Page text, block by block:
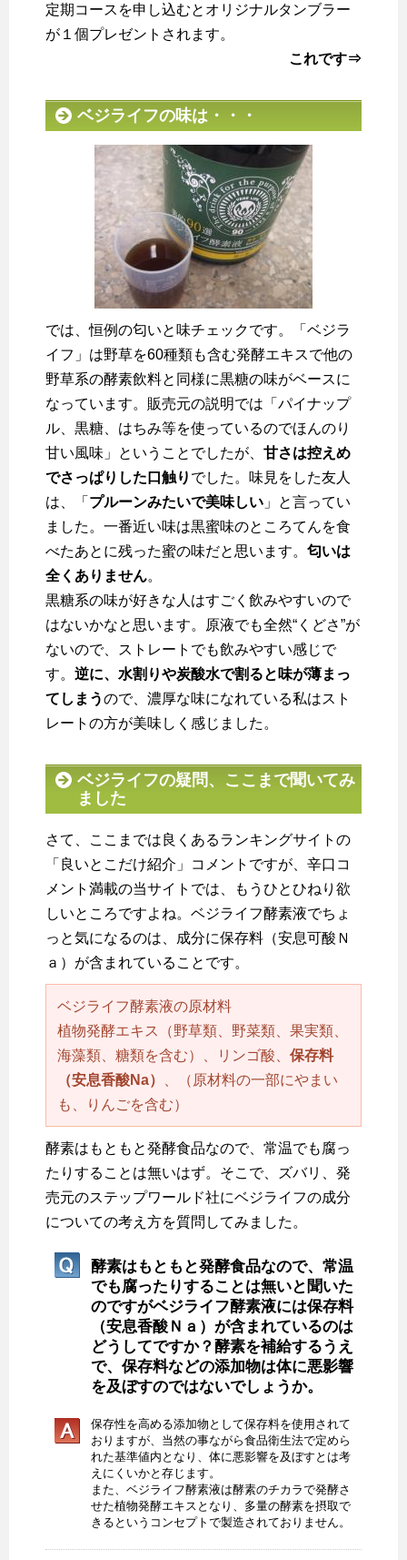
定期コースを申し込むとオリジナルタンブラー
が１個プレゼントされます。
これです⇒
ベジライフの味は・・・
では、恒例の匂いと味チェックです。「ベジラ
イフ」は野草を60種類も含む発酵エキスで他の
野草系の酵素飲料と同様に黒糖の味がベースに
なっています。販売元の説明では「パイナップ
ル、黒糖、はちみ等を使っているのでほんのり
甘い風味」ということでしたが、 甘さは控えめ
でさっぱりした口触り でした。味見をした友人
は、「 プルーンみたいで美味しい 」と言ってい
ました。一番近い味は黒蜜味のところてんを食
べたあとに残った蜜の味だと思います。 匂いは
全くありません。
黒糖系の味が好きな人はすごく飲みやすいので
はないかなと思います。原液でも全然“くどさ”が
ないので、ストレートでも飲みやすい感じで
す。 逆に、水割りや炭酸水で割ると味が薄まっ
てしまうので、濃厚な味になれている私はスト
レートの方が美味しく感じました。
ベジライフの疑問、ここまで聞いてみ
ました
さて、ここまでは良くあるランキングサイトの
「良いとこだけ紹介」コメントですが、辛口コ
メント満載の当サイトでは、もうひとひねり欲
しいところですよね。ベジライフ酵素液でちょ
っと気になるのは、成分に保存料（安息可酸Ｎ
ａ）が含まれていることです。
ベジライフ酵素液の原材料
植物発酵エキス（野草類、野菜類、果実類、
海藻類、糖類を含む）、リンゴ酸、 保存料
（安息香酸Na）
、（原材料の一部にやまい
も、りんごを含む）
酵素はもともと発酵食品なので、常温でも腐っ
たりすることは無いはず。そこで、ズバリ、発
売元のステップワールド社にベジライフの成分
についての考え方を質問してみました。
酵素はもともと発酵食品なので、常温
でも腐ったりすることは無いと聞いた
のですがベジライフ酵素液には保存料
（安息香酸Ｎａ）が含まれているのは
どうしてですか？酵素を補給するうえ
で、保存料などの添加物は体に悪影響
を及ぼすのではないでしょうか。
保存性を高める添加物として保存料を使用されて
おりますが、当然の事ながら食品衛生法で定めら
れた基準値内となり、体に悪影響を及ぼすとは考
えにくいかと存じます。
また、ベジライフ酵素液は酵素のチカラで発酵さ
せた植物発酵エキスとなり、多量の酵素を摂取で
きるというコンセプトで製造されておりません。